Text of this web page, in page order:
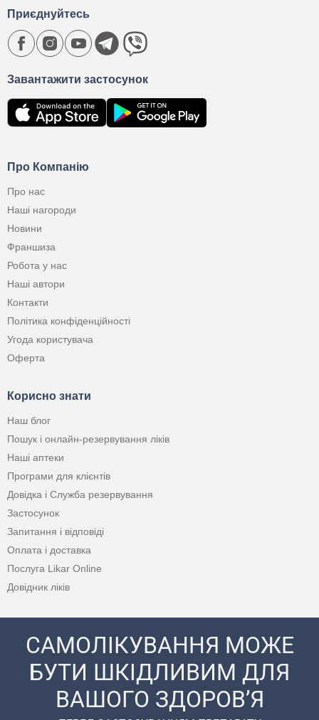
Про Компанію
Про нас
Наші нагороди
Новини
Франшиза
Робота у нас
Наші автори
Контакти
Політика конфіденційності
Угода користувача
Оферта
Корисно знати
Наш блог
Пошук і онлайн-резервування ліків
Наші аптеки
Програми для клієнтів
Довідка і Служба резервування
Застосунок
Запитання і відповіді
Оплата і доставка
Послуга Likar Online
Довідник ліків
Завантажити застосунок
Приєднуйтесь
САМОЛІКУВАННЯ МОЖЕ
БУТИ ШКІДЛИВИМ ДЛЯ
ВАШОГО ЗДОРОВ’Я